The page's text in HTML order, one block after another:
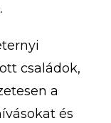
családok,
a
és